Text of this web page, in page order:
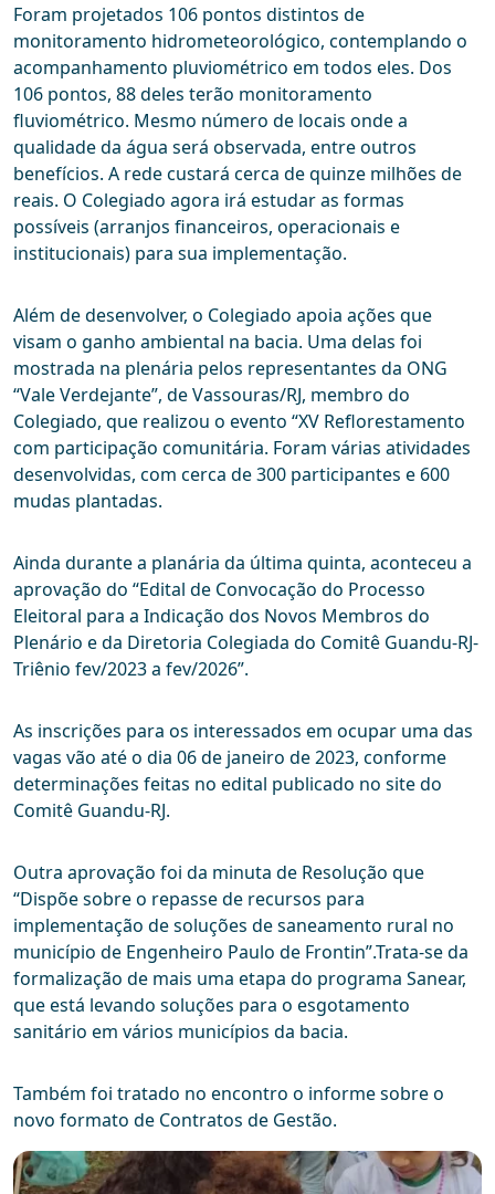
Foram projetados 106 pontos distintos de
monitoramento hidrometeorológico, contemplando o
acompanhamento pluviométrico em todos eles. Dos
106 pontos, 88 deles terão monitoramento
fluviométrico. Mesmo número de locais onde a
qualidade da água será observada, entre outros
benefícios. A rede custará cerca de quinze milhões de
reais. O Colegiado agora irá estudar as formas
possíveis (arranjos financeiros, operacionais e
institucionais) para sua implementação.
Além de desenvolver, o Colegiado apoia ações que
visam o ganho ambiental na bacia. Uma delas foi
mostrada na plenária pelos representantes da ONG
“Vale Verdejante”, de Vassouras/RJ, membro do
Colegiado, que realizou o evento “XV Reflorestamento
com participação comunitária. Foram várias atividades
desenvolvidas, com cerca de 300 participantes e 600
mudas plantadas.
Ainda durante a planária da última quinta, aconteceu a
aprovação do “Edital de Convocação do Processo
Eleitoral para a Indicação dos Novos Membros do
Plenário e da Diretoria Colegiada do Comitê Guandu-RJ-
Triênio fev/2023 a fev/2026”.
As inscrições para os interessados em ocupar uma das
vagas vão até o dia 06 de janeiro de 2023, conforme
determinações feitas no edital publicado no site do
Comitê Guandu-RJ.
Outra aprovação foi da minuta de Resolução que
“Dispõe sobre o repasse de recursos para
implementação de soluções de saneamento rural no
município de Engenheiro Paulo de Frontin”.Trata-se da
formalização de mais uma etapa do programa Sanear,
que está levando soluções para o esgotamento
sanitário em vários municípios da bacia.
Também foi tratado no encontro o informe sobre o
novo formato de Contratos de Gestão.